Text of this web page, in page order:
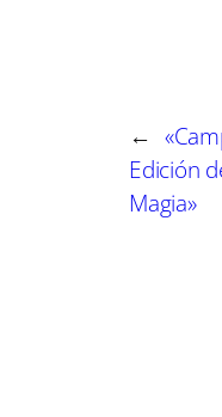
←
Edición
Magia»